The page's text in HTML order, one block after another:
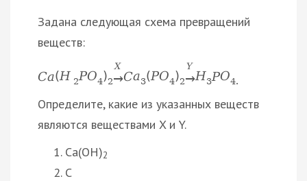
Задана следующая схема превращений
веществ:
Ca(H 2PO4)2
X
→Ca3(PO4)2
Y
→Н3РО4.
Определите, какие из указанных веществ
являются веществами X и Y.
Ca(OH)2
C